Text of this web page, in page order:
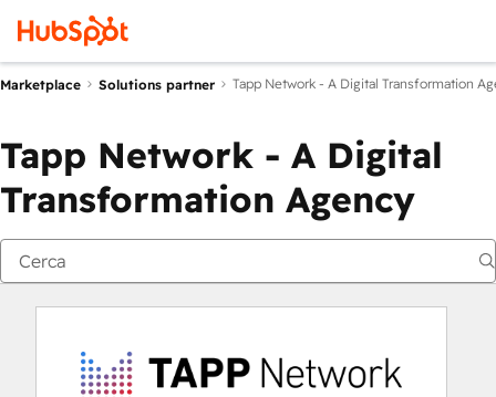
Marketplace Solutions partner Tapp Network - A Digital Transformation
Tapp Network - A Digital
Transformation Agency